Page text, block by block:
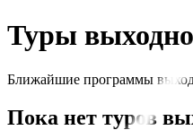
Туры
Ближайшие программы
Пока нет туров